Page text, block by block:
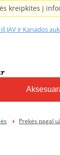
kreipkites į
JAV ir Kanados
Prekės pagal